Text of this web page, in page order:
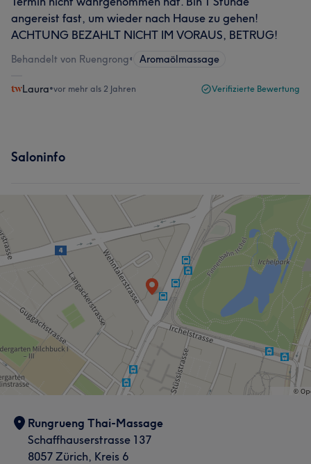
angereist fast, um wieder nach Hause zu gehen!
ACHTUNG BEZAHLT NICHT IM VORAUS, BETRUG!
Behandelt von Ruengrong• Aromaölmassage
Laura•vor mehr als 2 Jahren Verifizierte Bewertung
Saloninfo
Rungrueng Thai-Massage
Schaffhauserstrasse 137
8057 Zürich, Kreis 6